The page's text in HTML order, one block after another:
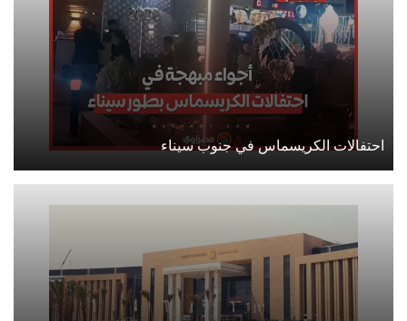
احتفالات الكريسماس في جنوب سيناء